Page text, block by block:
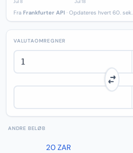
Fra Frankfurter API · Opdateres hvert 60. sek.
VALUTAOMREGNER
ANDRE BELØB
20 ZAR